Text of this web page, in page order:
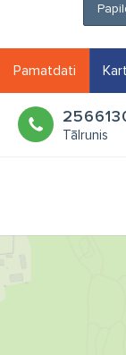
Pamatdati
Tālrunis